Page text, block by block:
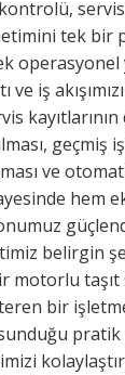
servis
tek bir
operasyonel
iş
geçmiş
ve
hem
belirgin
motorlu
bir
pratik